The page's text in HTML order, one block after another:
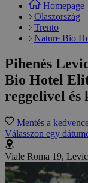
Homepage
Olaszország
Trento
Nature Bio
Pihenés
Bio Hotel
reggelivel és
Mentés a
Válasszon egy
Viale Roma 19,